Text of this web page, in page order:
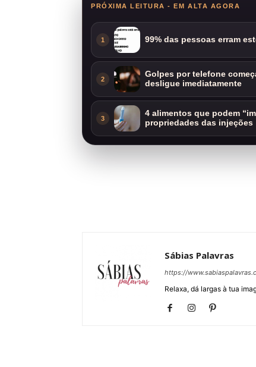
PRÓXIMA LEITURA - EM ALTA AGORA
1 99% das pessoas erram
2
Golpes por telefone
desligue imediatamente
3
4 alimentos que podem
propriedades das injeções
Sábias Palavras
https://
Relaxa, dá largas à tua